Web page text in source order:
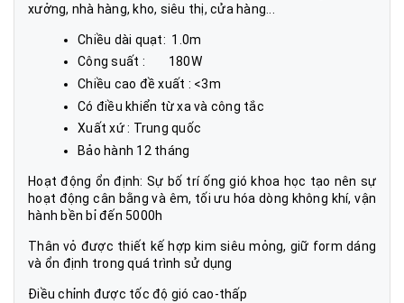
xưởng, nhà hàng, kho, siêu thị, cửa hàng...
Chiều dài quạt: 1.0m
Công suất : 180W
Chiều cao đề xuất : <3m
Có điều khiển từ xa và công tắc
Xuất xứ : Trung quốc
Bảo hành 12 tháng
Hoạt động ổn định: Sự bố trí ống gió khoa học tạo nên sự
hoạt động cân bằng và êm, tối ưu hóa dòng không khí, vận
hành bền bỉ đến 5000h
Thân vỏ được thiết kế hợp kim siêu mỏng, giữ form dáng
và ổn định trong quá trình sử dụng
Điều chỉnh được tốc độ gió cao-thấp